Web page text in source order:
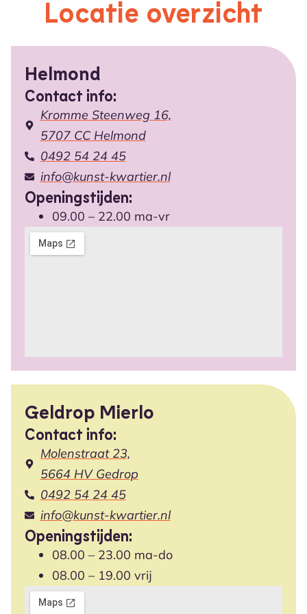
Locatie overzicht
Helmond
Contact info:
Kromme Steenweg 16,
5707 CC Helmond
0492 54 24 45
info@kunst-kwartier.nl
Openingstijden:
09.00 – 22.00 ma-vr
Geldrop Mierlo
Contact info:
Molenstraat 23,
5664 HV Gedrop
0492 54 24 45
info@kunst-kwartier.nl
Openingstijden:
08.00 – 23.00 ma-do
08.00 – 19.00 vrij